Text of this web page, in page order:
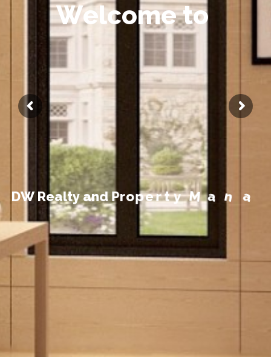
Welcome to
DW Realtyand PropertyManag em en